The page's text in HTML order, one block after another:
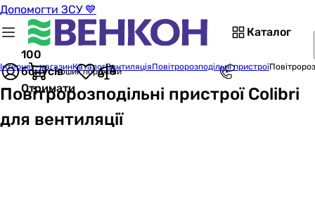
Допомогти ЗСУ 💙
Каталог
100
бонусів
Отримати
Кошик порожній
Інтернет-магазинКаталогВентиляціяПовітророзподільні пристрої
Повітророзподільні пристрої Colibri
для вентиляції